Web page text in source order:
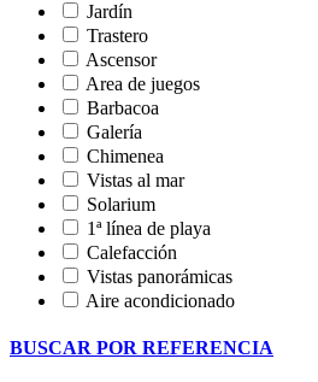
Jardín
Trastero
Ascensor
Area de juegos
Barbacoa
Galería
Chimenea
Vistas al mar
Solarium
1ª línea de playa
Calefacción
Vistas panorámicas
Aire acondicionado
BUSCAR POR REFERENCIA